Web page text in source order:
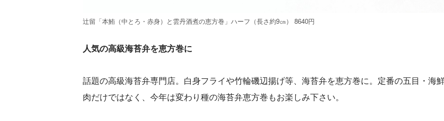
辻留「本鮪（中とろ・赤身）と雲丹酒煮の恵方巻」ハーフ（長さ約9㎝） 8640円
人気の高級海苔弁を恵方巻に
話題の高級海苔弁専門店。白身フライや竹輪磯辺揚げ等、海苔弁を恵方巻に。定番の五目・海
肉だけではなく、今年は変わり種の海苔弁恵方巻もお楽しみ下さい。